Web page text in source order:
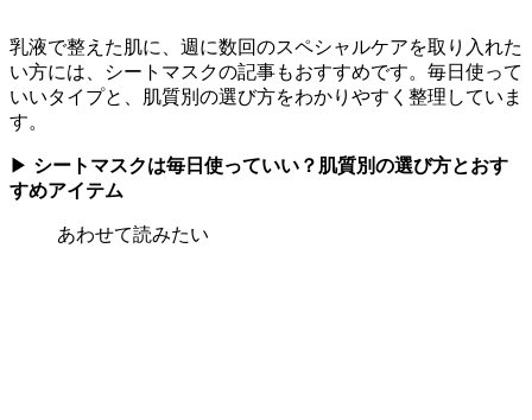
乳液で整えた肌に、週に数回のスペシャルケアを取り入れた
い方には、シートマスクの記事もおすすめです。毎日使って
いいタイプと、肌質別の選び方をわかりやすく整理していま
す。
▶ シートマスクは毎日使っていい？肌質別の選び方とおす
すめアイテム
あわせて読みたい